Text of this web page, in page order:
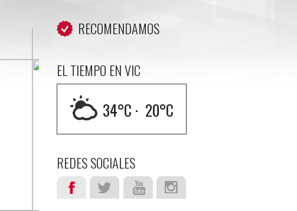
RECOMENDAMOS
EL TIEMPO EN VIC
34°C · 20°C
REDES SOCIALES